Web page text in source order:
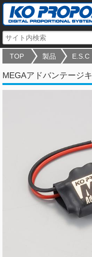
TOP 製品 E.S.C
MEGAアドバンテージ